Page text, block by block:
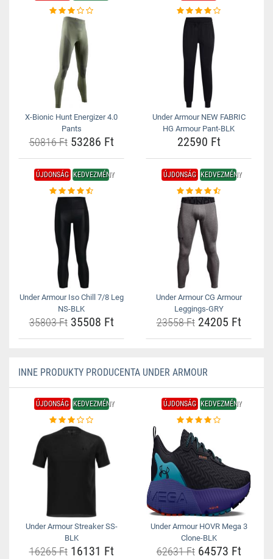
X-Bionic Hunt Energizer 4.0
Pants
50816 Ft53286 Ft
Under Armour NEW FABRIC
HG Armour Pant-BLK
22590 Ft
ÚJDONSÁG KEDVEZMÉNY
Under Armour Iso Chill 7/8 Leg
NS-BLK
35803 Ft35508 Ft
ÚJDONSÁG KEDVEZMÉNY
Under Armour CG Armour
Leggings-GRY
23558 Ft24205 Ft
INNE PRODUKTY PRODUCENTA UNDER ARMOUR
ÚJDONSÁG KEDVEZMÉNY
Under Armour Streaker SS-
BLK
16265 Ft16131 Ft
ÚJDONSÁG KEDVEZMÉNY
Under Armour HOVR Mega 3
Clone-BLK
62631 Ft64573 Ft